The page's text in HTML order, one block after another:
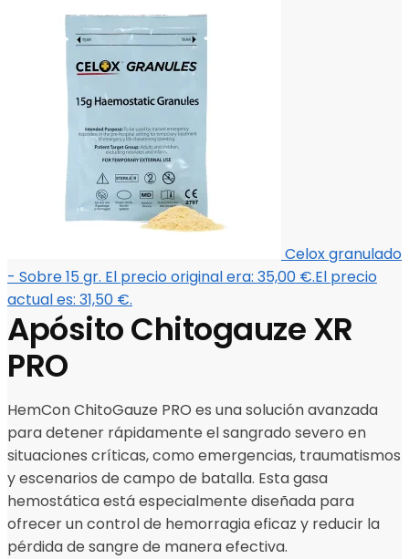
Celox granulado
- Sobre 15 gr. El precio original era: 35,00 €.El precio
actual es: 31,50 €.
Apósito Chitogauze XR
PRO
HemCon ChitoGauze PRO es una solución avanzada
para detener rápidamente el sangrado severo en
situaciones críticas, como emergencias, traumatismos
y escenarios de campo de batalla. Esta gasa
hemostática está especialmente diseñada para
ofrecer un control de hemorragia eficaz y reducir la
pérdida de sangre de manera efectiva.